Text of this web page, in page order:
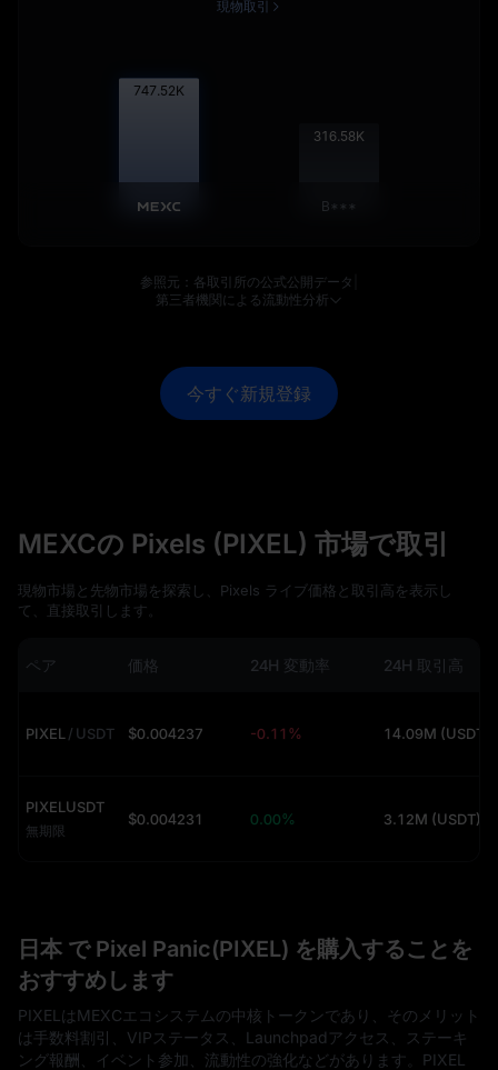
現物取引
748.54K
317.00K
B***
参照元：各取引所の公式公開データ
第三者機関による流動性分析
今すぐ新規登録
MEXCの Pixels (PIXEL) 市場で取引
現物市場と先物市場を探索し、Pixels ライブ価格と取引高を表示し
て、直接取引します。
ペア 価格 24H 変動率 24H 取引高
PIXEL/ USDT $0.004237 -0.11% 14.09M (USDT)
PIXELUSDT
無期限
$0.004231 0.00% 3.12M (USDT)
日本 で Pixel Panic(PIXEL) を購入することを
おすすめします
PIXELはMEXCエコシステムの中核トークンであり、そのメリット
は手数料割引、VIPステータス、Launchpadアクセス、ステーキ
ング報酬、イベント参加、流動性の強化などがあります。PIXEL